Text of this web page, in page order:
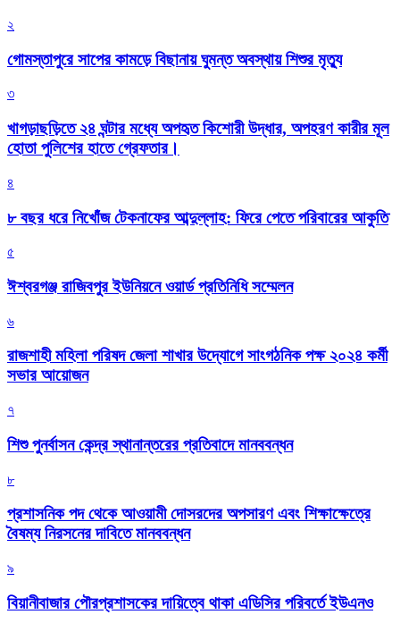
২
গোমস্তাপুরে সাপের কামড়ে বিছানায় ঘুমন্ত অবস্থায় শিশুর মৃত্যু
৩
খাগড়াছড়িতে ২৪ ঘন্টার মধ্যে অপহৃত কিশোরী উদ্ধার, অপহরণ কারীর মূল
হোতা পুলিশের হাতে গ্রেফতার।
৪
৮ বছর ধরে নিখোঁজ টেকনাফের আব্দুল্লাহ: ফিরে পেতে পরিবারের আকুতি
৫
ঈশ্বরগঞ্জ রাজিবপুর ইউনিয়নে ওয়ার্ড প্রতিনিধি সম্মেলন
৬
রাজশাহী মহিলা পরিষদ জেলা শাখার উদ্যোগে সাংগঠনিক পক্ষ ২০২৪ কর্মী
সভার আয়োজন
৭
শিশু পুনর্বাসন কেন্দ্র স্থানান্তরের প্রতিবাদে মানববন্ধন
৮
প্রশাসনিক পদ থেকে আওয়ামী দোসরদের অপসারণ এবং শিক্ষাক্ষেত্রে
বৈষম্য নিরসনের দাবিতে মানববন্ধন
৯
বিয়ানীবাজার পৌরপ্রশাসকের দায়িত্বে থাকা এডিসির পরিবর্তে ইউএনও